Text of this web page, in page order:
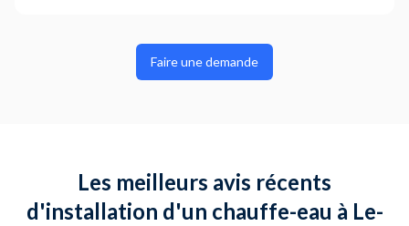
Faire une demande
Les meilleurs avis récents
d'installation d'un chauffe-eau à Le-